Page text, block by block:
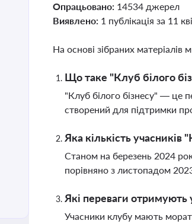
Опрацьовано: 14534 джерел
Виявлено: 1 публікація за 11
На основі зібраних матеріалів
Що таке "Клуб білого
"Клуб білого бізнесу" — це
створений для підтримки
Яка кількість учасників
Станом на березень 2024
порівняно з листопадом
Які переваги отримують
Учасники клубу мають